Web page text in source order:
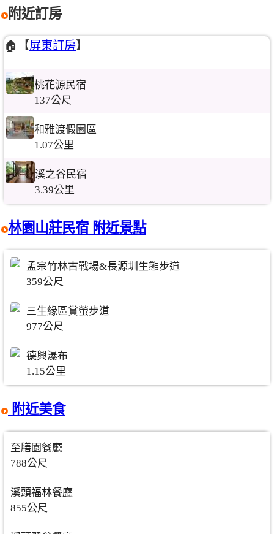
附近訂房
🏠【屏東訂房】
桃花源民宿
137公尺
和雅渡假園區
1.07公里
溪之谷民宿
3.39公里
林園山莊民宿 附近景點
孟宗竹林古戰場&長源圳生態步道
359公尺
三生緣區賞螢步道
977公尺
德興瀑布
1.15公里
附近美食
至膳園餐廳
788公尺
溪頭福林餐廳
855公尺